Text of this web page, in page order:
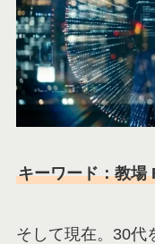
キーワード：教場
そして現在。30代